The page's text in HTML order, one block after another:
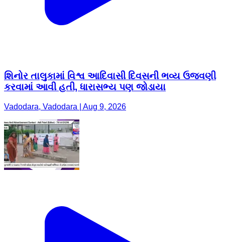
શિનોર તાલુકામાં વિશ્વ આદિવાસી દિવસની ભવ્ય ઉજવણી
કરવામાં આવી હતી, ધારાસભ્ય પણ જોડાયા
Vadodara, Vadodara | Aug 9, 2026